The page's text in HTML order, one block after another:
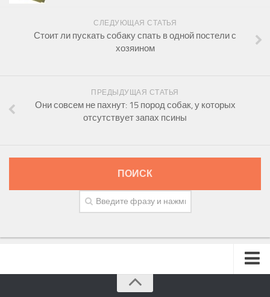
СЛЕДУЮЩАЯ СТАТЬЯ
Стоит ли пускать собаку спать в одной постели с
хозяином
ПРЕДЫДУЩАЯ СТАТЬЯ
Они совсем не пахнут: 15 пород собак, у которых
отсутствует запах псины
ПОИСК